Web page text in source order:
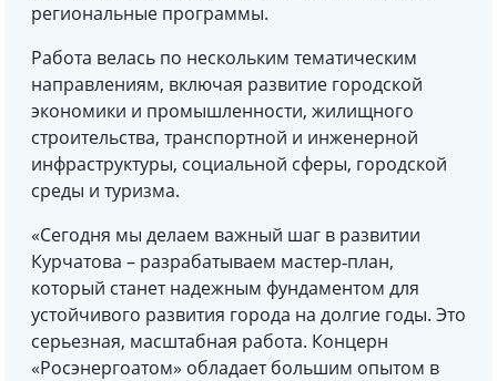
региональные программы.
Работа велась по нескольким тематическим
направлениям, включая развитие городской
экономики и промышленности, жилищного
строительства, транспортной и инженерной
инфраструктуры, социальной сферы, городской
среды и туризма.
«Сегодня мы делаем важный шаг в развитии
Курчатова – разрабатываем мастер‑план,
который станет надежным фундаментом для
устойчивого развития города на долгие годы. Это
серьезная, масштабная работа. Концерн
«Росэнергоатом» обладает большим опытом в